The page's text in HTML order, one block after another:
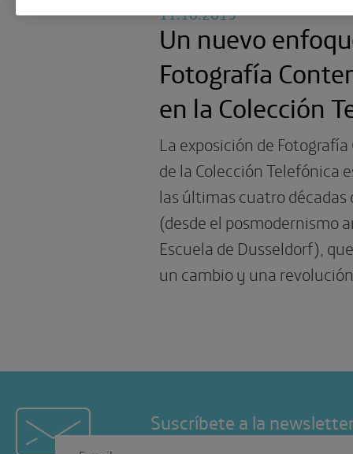
11.10.2013
Un nuevo
Fotografía
en la Colección
La exposición de
de la Colección Telefónica
las últimas cuatro
(desde el posmodernismo
Escuela de Dusseldorf),
un cambio y una
Suscríbete a la